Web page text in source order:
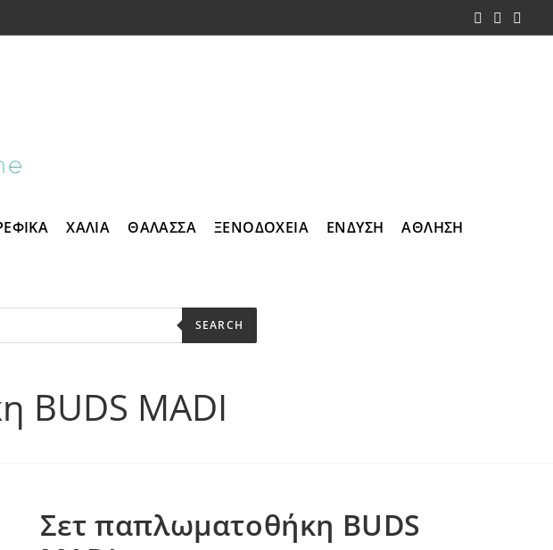
ΧΑΛΙΑ ΘΑΛΑΣΣΑ ΞΕΝΟΔΟΧΕΙΑ ΕΝΔΥΣΗ ΑΘΛΗΣΗ
SEARCH
BUDS MADI
Σετ παπλωματοθήκη BUDS